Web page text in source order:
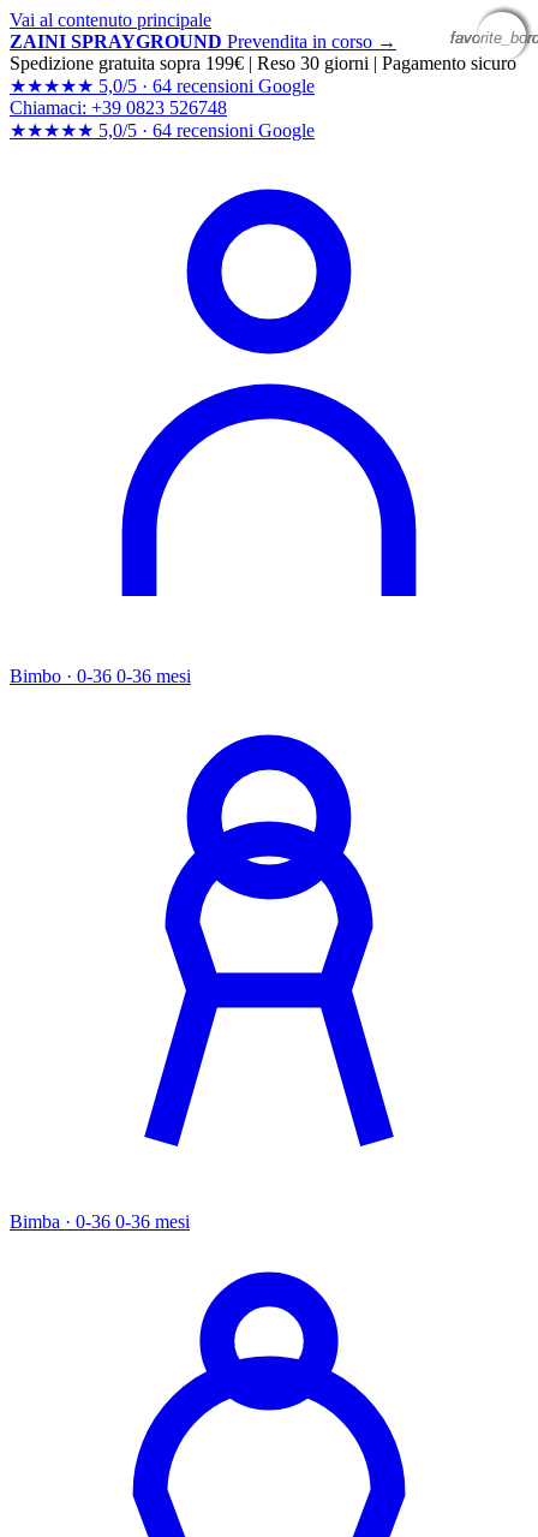
Vai al contenuto principale
ZAINI SPRAYGROUND Prevendita in corso →
Spedizione gratuita sopra 199€ | Reso 30 giorni | Pagamento sicuro
★★★★★ 5,0/5 · 64 recensioni Google
Chiamaci: +39 0823 526748
★★★★★ 5,0/5 · 64 recensioni Google
Bimbo · 0-36 0-36 mesi
Bimba · 0-36 0-36 mesi